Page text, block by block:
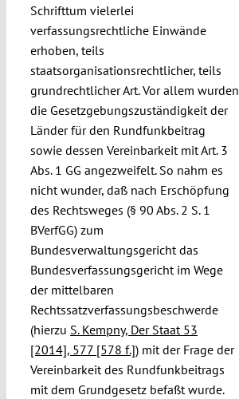
Schrifttum vielerlei
verfassungsrechtliche Einwände
erhoben, teils
staatsorganisationsrechtlicher, teils
grundrechtlicher Art. Vor allem wurden
die Gesetzgebungszuständigkeit der
Länder für den Rundfunkbeitrag
sowie dessen Vereinbarkeit mit Art. 3
Abs. 1 GG angezweifelt. So nahm es
nicht wunder, daß nach Erschöpfung
des Rechtsweges (§ 90 Abs. 2 S. 1
BVerfGG) zum
Bundesverwaltungsgericht das
Bundesverfassungsgericht im Wege
der mittelbaren
Rechtssatzverfassungsbeschwerde
(hierzu S. Kempny, Der Staat 53
[2014], 577 [578 f.]) mit der Frage der
Vereinbarkeit des Rundfunkbeitrags
mit dem Grundgesetz befaßt wurde.